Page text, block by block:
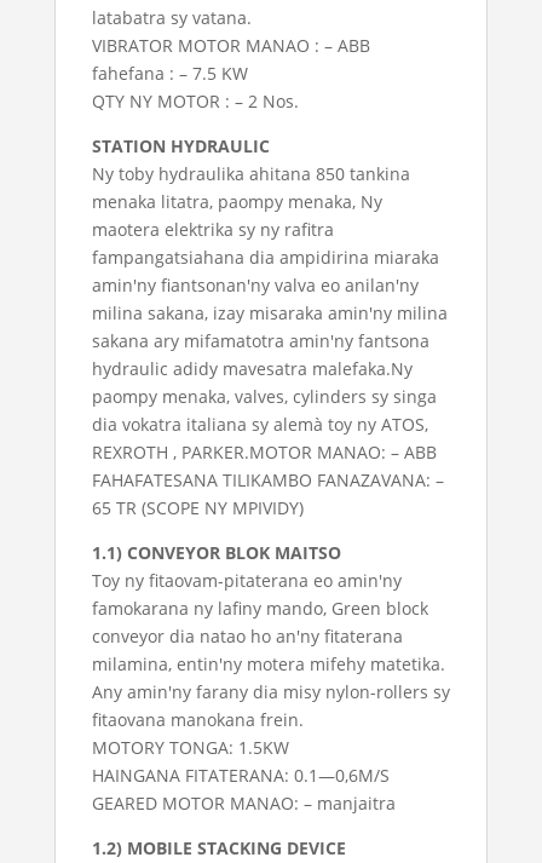
latabatra sy vatana.
VIBRATOR MOTOR MANAO : – ABB
fahefana : – 7.5 KW
QTY NY MOTOR : – 2 Nos.
STATION HYDRAULIC
Ny toby hydraulika ahitana 850 tankina
menaka litatra, paompy menaka, Ny
maotera elektrika sy ny rafitra
fampangatsiahana dia ampidirina miaraka
amin'ny fiantsonan'ny valva eo anilan'ny
milina sakana, izay misaraka amin'ny milina
sakana ary mifamatotra amin'ny fantsona
hydraulic adidy mavesatra malefaka.Ny
paompy menaka, valves, cylinders sy singa
dia vokatra italiana sy alemà toy ny ATOS,
REXROTH , PARKER.MOTOR MANAO: – ABB
FAHAFATESANA TILIKAMBO FANAZAVANA: –
65 TR (SCOPE NY MPIVIDY)
1.1) CONVEYOR BLOK MAITSO
Toy ny fitaovam-pitaterana eo amin'ny
famokarana ny lafiny mando, Green block
conveyor dia natao ho an'ny fitaterana
milamina, entin'ny motera mifehy matetika.
Any amin'ny farany dia misy nylon-rollers sy
fitaovana manokana frein.
MOTORY TONGA: 1.5KW
HAINGANA FITATERANA: 0.1—0,6M/S
GEARED MOTOR MANAO: – manjaitra
1.2) MOBILE STACKING DEVICE